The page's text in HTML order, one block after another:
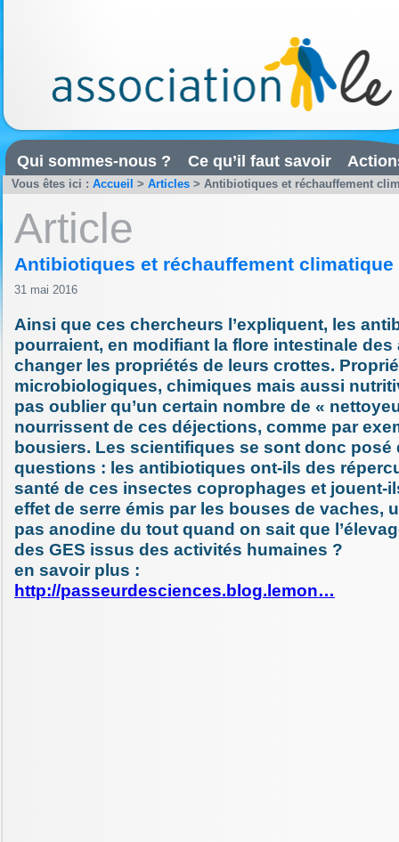
Qui sommes-nous ? Ce qu’il faut savoir
Vous êtes ici : Accueil > Articles > Antibiotiques et réchauffement
Article
Antibiotiques et réchauffement climatique
31 mai 2016
Ainsi que ces chercheurs l’expliquent, les
pourraient, en modifiant la flore intestinale des
changer les propriétés de leurs crottes.
microbiologiques, chimiques mais aussi
pas oublier qu’un certain nombre de «
nourrissent de ces déjections, comme par
bousiers. Les scientifiques se sont donc posé
questions : les antibiotiques ont-ils des
santé de ces insectes coprophages et jouent-
effet de serre émis par les bouses de vaches,
pas anodine du tout quand on sait que
des GES issus des activités humaines ?
en savoir plus :
http://passeurdesciences.blog.lemon…